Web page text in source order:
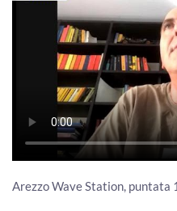
Arezzo Wave Station, puntata